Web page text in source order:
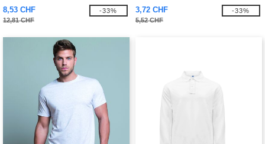
8,53 CHF
12,81 CHF
-33%
3,72 CHF
5,52 CHF
-33%